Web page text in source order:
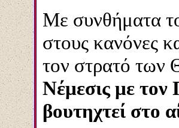
Με συνθήματα
στους κανόνες
τον στρατό των
Νέμεσις με τον
βουτηχτεί στο